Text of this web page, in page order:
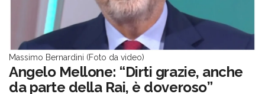
Massimo Bernardini (Foto da video)
Angelo Mellone: “Dirti grazie, anche
da parte della Rai, è doveroso”